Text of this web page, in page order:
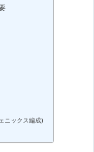
ニックス編成)